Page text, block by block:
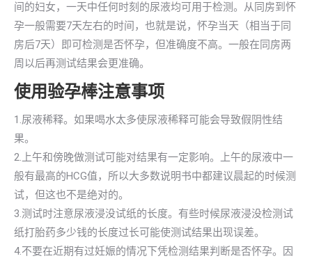
间的妇女，一天中任何时刻的尿液均可用于检测。从同房到怀
孕一般需要7天左右的时间，也就是说，怀孕当天（相当于同
房后7天）即可检测是否怀孕，但准确度不高。一般在同房两
周以后再测试结果会更准确。
使用验孕棒注意事项
1.尿液稀释。如果喝水太多使尿液稀释可能会导致假阴性结
果。
2.上午和傍晚做测试可能对结果有一定影响。上午的尿液中一
般有最高的HCG值，所以大多数说明书中都建议晨起的时候测
试，但这也不是绝对的。
3.测试时注意尿液浸没试纸的长度。有些时候尿液浸没检测试
纸打胎药多少钱的长度过长可能使测试结果出现误差。
4.不要在近期有过妊娠的情况下凭检测结果判断是否怀孕。因